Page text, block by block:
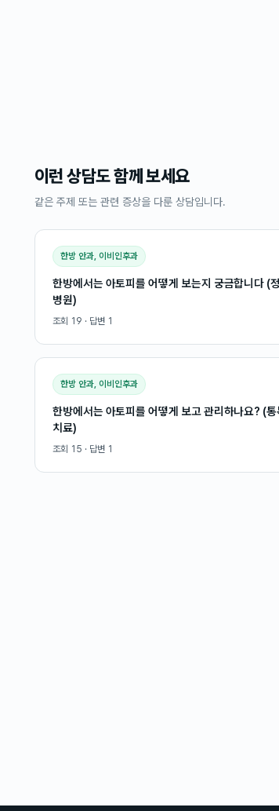
이런 상담도 함께 보세요
같은 주제 또는 관련 증상을 다룬 상담입니다.
한방 안과, 이비인후과
한방에서는 아토피를 어떻게 보는지 궁금합니다 (
병원)
조회 19 · 답변 1
한방 안과, 이비인후과
한방에서는 아토피를 어떻게 보고 관리하나요? (통
치료)
조회 15 · 답변 1